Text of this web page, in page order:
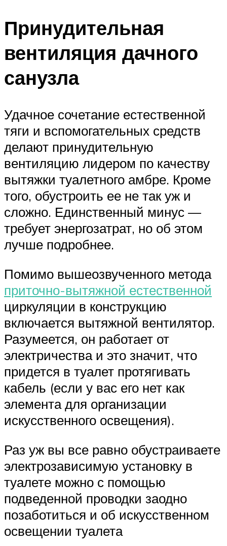
Принудительная
вентиляция дачного
санузла
Удачное сочетание естественной
тяги и вспомогательных средств
делают принудительную
вентиляцию лидером по качеству
вытяжки туалетного амбре. Кроме
того, обустроить ее не так уж и
сложно. Единственный минус —
требует энергозатрат, но об этом
лучше подробнее.
Помимо вышеозвученного метода
приточно-вытяжной естественной
циркуляции в конструкцию
включается вытяжной вентилятор.
Разумеется, он работает от
электричества и это значит, что
придется в туалет протягивать
кабель (если у вас его нет как
элемента для организации
искусственного освещения).
Раз уж вы все равно обустраиваете
электрозависимую установку в
туалете можно с помощью
подведенной проводки заодно
позаботиться и об искусственном
освещении туалета